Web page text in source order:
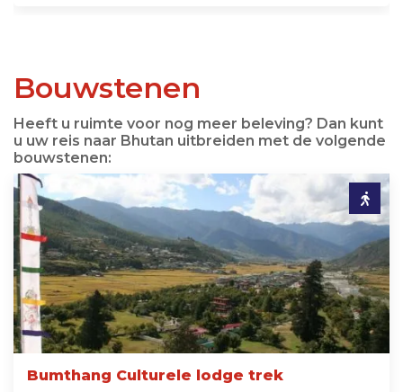
Bouwstenen
Heeft u ruimte voor nog meer beleving? Dan kunt
u uw reis naar Bhutan uitbreiden met de volgende
bouwstenen:
Bumthang Culturele lodge trek